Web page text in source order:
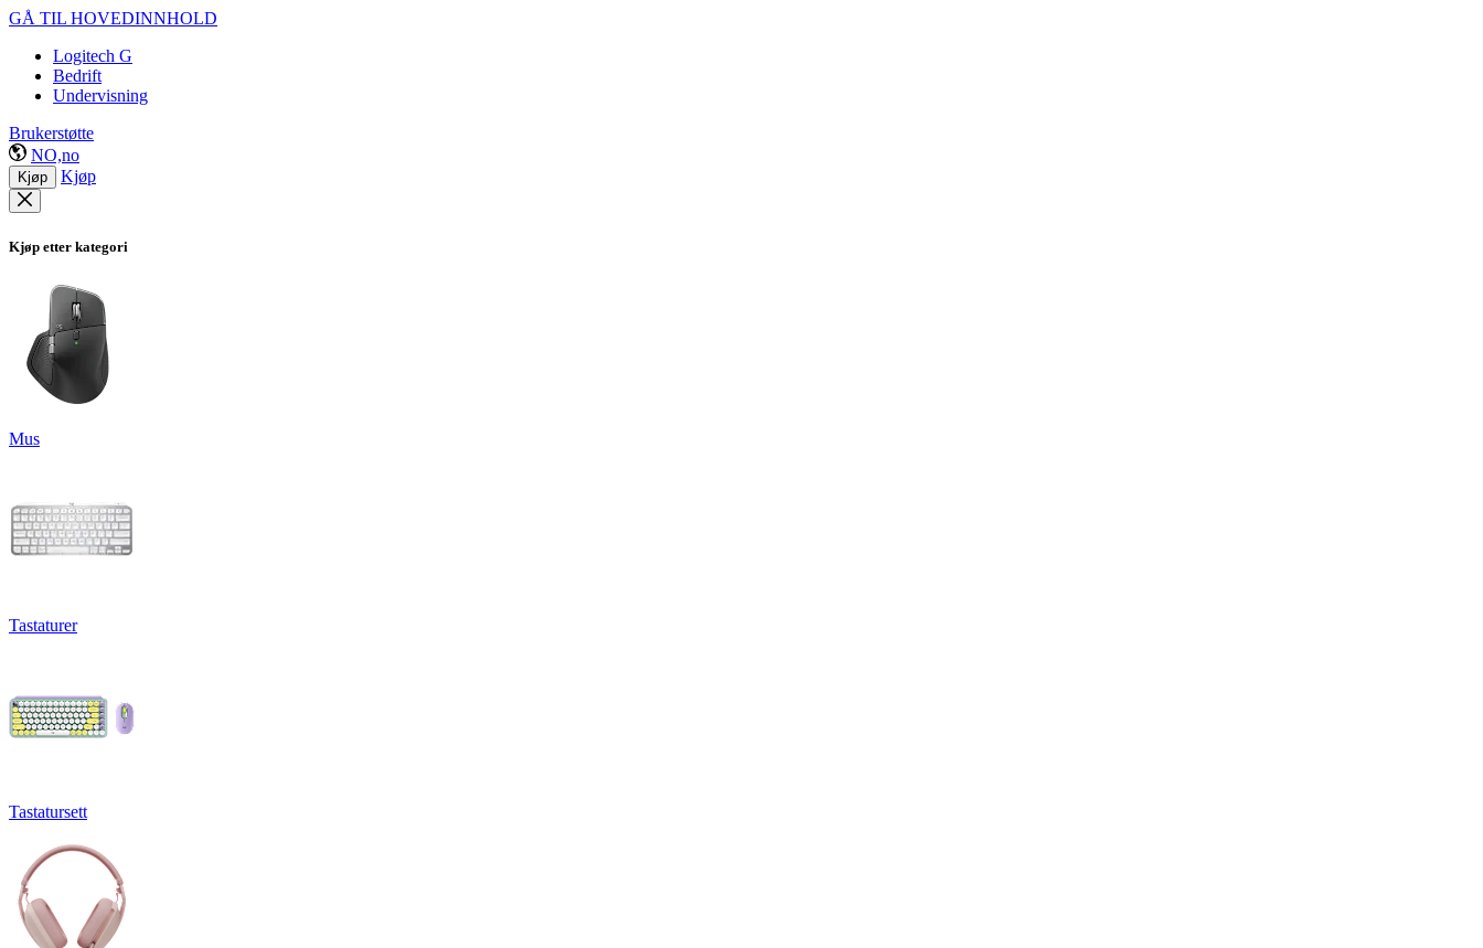
GÅ TIL HOVEDINNHOLD
Logitech G
Bedrift
Undervisning
Brukerstøtte
NO,no
Kjøp Kjøp
Kjøp etter kategori
Mus
Tastaturer
Tastatursett